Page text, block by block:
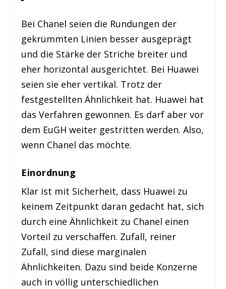
Bei Chanel seien die Rundungen der
gekrümmten Linien besser ausgeprägt
und die Stärke der Striche breiter und
eher horizontal ausgerichtet. Bei Huawei
seien sie eher vertikal. Trotz der
festgestellten Ähnlichkeit hat. Huawei hat
das Verfahren gewonnen. Es darf aber vor
dem EuGH weiter gestritten werden. Also,
wenn Chanel das möchte.
Einordnung
Klar ist mit Sicherheit, dass Huawei zu
keinem Zeitpunkt daran gedacht hat, sich
durch eine Ähnlichkeit zu Chanel einen
Vorteil zu verschaffen. Zufall, reiner
Zufall, sind diese marginalen
Ähnlichkeiten. Dazu sind beide Konzerne
auch in völlig unterschiedlichen